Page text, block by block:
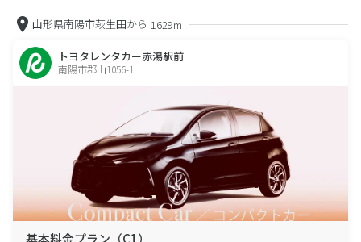
山形県南陽市萩生田から 1629m
トヨタレンタカー赤湯駅前
南陽市郡山1056-1
基本料金プラン（C1）